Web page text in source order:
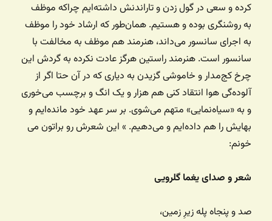
کرده و سعی در گول زدن و تاراندنش داشته‌ایم چراکه موظف
به روشنگری بوده‌ و هستیم. همان‌طور که ارشاد خود را موظف
به اجرای سانسور می‌داند، هنرمند هم موظف به مخالفت با
سانسور است. هنرمند راستین هرگز عادت نکرده‌ به گردش این
چرخ کج‌مدار و خاموشی گزیدن به دیاری که در آن حتا اگر از
آلوده‌گی هوا انتقاد کنی هم هزار و یک انگ و برچسب می‌خوری
و به «سیاه‌نمایی» متهم می‌شوی. بر سر عهد خود مانده‌ایم و
بهایش را هم داده‌ایم و می‌دهیم. » این شعرش رو براتون می
خونم:
شعر و صدای یغما گلرویی
صد و پنجاه پله زیرِ زمین،